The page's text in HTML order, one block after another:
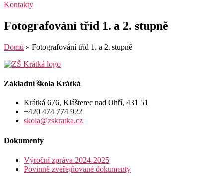
Kontakty
Fotografování tříd 1. a 2. stupně
Domů » Fotografování tříd 1. a 2. stupně
Základní škola Krátká
Krátká 676, Klášterec nad Ohří, 431 51
+420 474 774 922
skola@zskratka.cz
Dokumenty
Výroční zpráva 2024-2025
Povinně zveřejňované dokumenty